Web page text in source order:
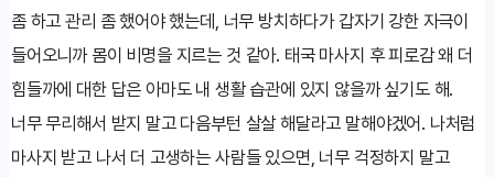
좀 하고 관리 좀 했어야 했는데, 너무 방치하다가 갑자기 강한 자극이
들어오니까 몸이 비명을 지르는 것 같아. 태국 마사지 후 피로감 왜 더
힘들까에 대한 답은 아마도 내 생활 습관에 있지 않을까 싶기도 해.
너무 무리해서 받지 말고 다음부턴 살살 해달라고 말해야겠어. 나처럼
마사지 받고 나서 더 고생하는 사람들 있으면, 너무 걱정하지 말고